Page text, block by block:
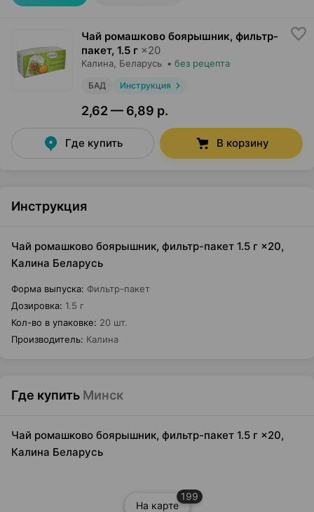
Чай ромашково боярышник, фильтр-
пакет, 1.5 г ×20
Калина , Беларусь • без рецепта
БАД Инструкция
2,62 — 6,89 р.
Где купить В корзину
Инструкция
Чай ромашково боярышник, фильтр-пакет 1.5 г ×20,
Калина Беларусь
Форма выпуска: Фильтр-пакет
Дозировка: 1.5 г
Кол-во в упаковке: 20 шт.
Производитель: Калина
Где купить Минск
Чай ромашково боярышник, фильтр-пакет 1.5 г ×20,
Калина Беларусь
На карте
199